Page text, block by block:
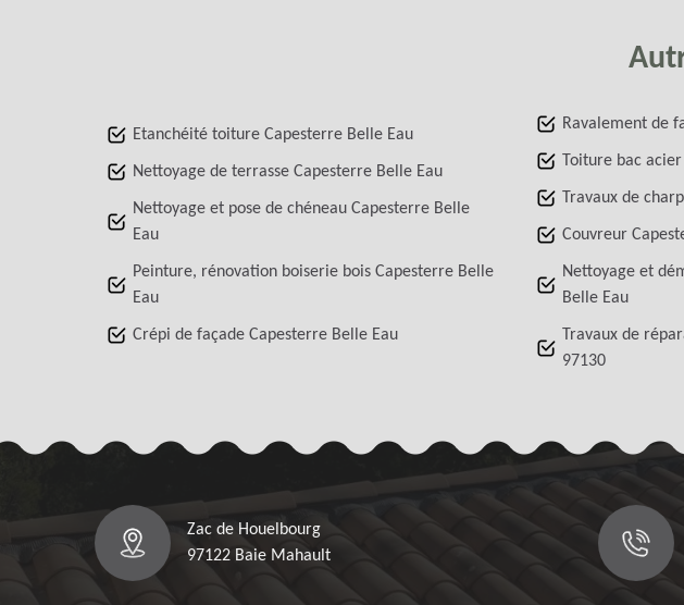
Etanchéité toiture Capesterre Belle Eau
Nettoyage de terrasse Capesterre Belle Eau
Nettoyage et pose de chéneau Capesterre Belle
Eau
Peinture, rénovation boiserie bois Capesterre Belle
Eau
Crépi de façade Capesterre Belle Eau
Ravalement de
Toiture bac
Travaux de
Couvreur
Nettoyage et
Belle Eau
Travaux de
97130
Zac de Houelbourg
97122 Baie Mahault